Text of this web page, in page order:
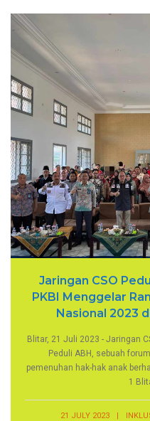
Jaringan CSO
PKBI Menggelar
Nasional 2023
Blitar, 21 Juli 2023 - Jaringan
Peduli ABH, sebuah
pemenuhan hak-hak anak
1
21 JULY 2023